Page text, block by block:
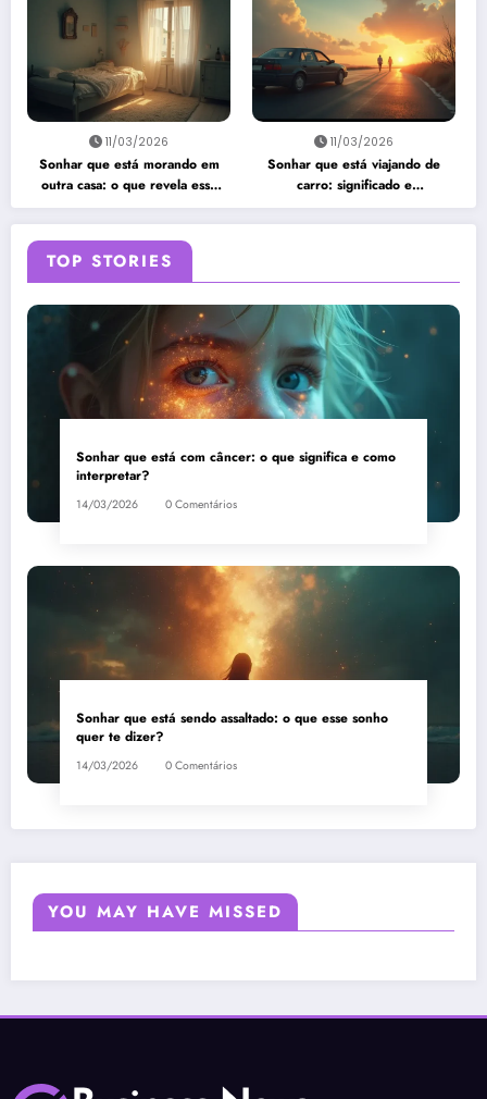
11/03/2026
Sonhar que está morando em
outra casa: o que revela esse
sonho?
11/03/2026
Sonhar que está viajando de
carro: significado e
interpretação
TOP STORIES
Sonhar que está com câncer: o que significa e como
interpretar?
14/03/2026 0 Comentários
Sonhar que está sendo assaltado: o que esse sonho
quer te dizer?
14/03/2026 0 Comentários
YOU MAY HAVE MISSED